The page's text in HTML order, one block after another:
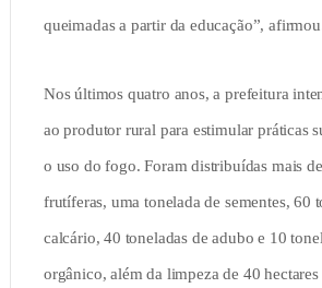
queimadas a partir da educação”,
Nos últimos quatro anos, a prefeitura
ao produtor rural para estimular práticas
o uso do fogo. Foram distribuídas mais
frutíferas, uma tonelada de sementes, 60
calcário, 40 toneladas de adubo e 10
orgânico, além da limpeza de 40 hectares